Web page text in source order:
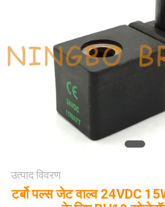
साइटमैप
गोपनीयता
उत्पाद विवरण
टर्बो पल्स जेट वाल्व 24VDC